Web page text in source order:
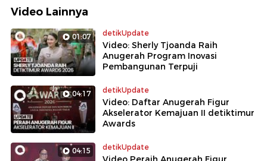
Video Lainnya
01:07 detikUpdate
Video: Sherly Tjoanda Raih
Anugerah Program Inovasi
Pembangunan Terpuji
04:17 detikUpdate
Video: Daftar Anugerah Figur
Akselerator Kemajuan II detiktimur
Awards
04:15 detikUpdate